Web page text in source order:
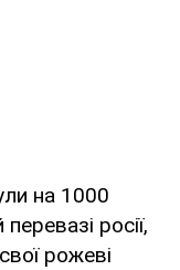
на 1000
росії,
рожеві